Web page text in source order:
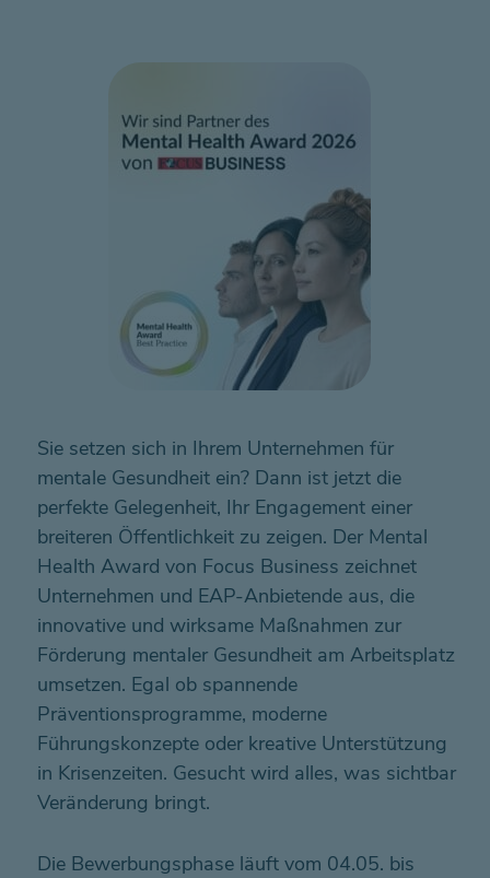
Sie setzen sich in Ihrem Unternehmen für
mentale Gesundheit ein? Dann ist jetzt die
perfekte Gelegenheit, Ihr Engagement einer
breiteren Öffentlichkeit zu zeigen. Der Mental
Health Award von Focus Business zeichnet
Unternehmen und EAP-Anbietende aus, die
innovative und wirksame Maßnahmen zur
Förderung mentaler Gesundheit am Arbeitsplatz
umsetzen. Egal ob spannende
Präventionsprogramme, moderne
Führungskonzepte oder kreative Unterstützung
in Krisenzeiten. Gesucht wird alles, was sichtbar
Veränderung bringt.
Die Bewerbungsphase läuft vom 04.05. bis